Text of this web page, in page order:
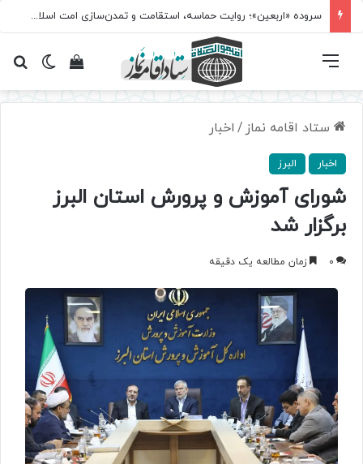
سروده‌ «اربعین»؛ روایت حماسه، استقامت و تمدن‌سازی امت اسلامی
تغییرمشاهده فهرست
ستاد اقامه نماز / اخبار
اخبار البرز
شورای آموزش و پرورش استان البرز
برگزار شد
0 زمان مطالعه یک دقیقه